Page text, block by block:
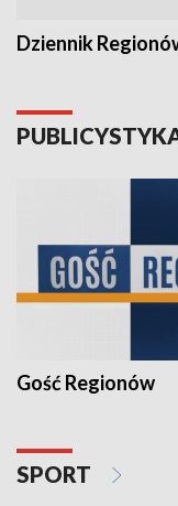
Dziennik
Gość Regionów
SPORT